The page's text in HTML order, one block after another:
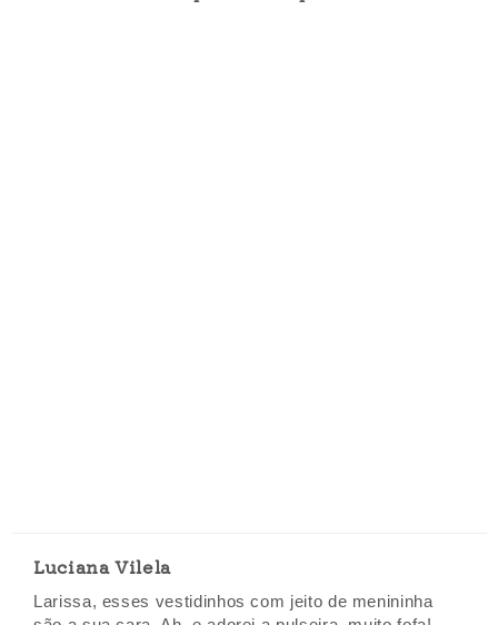
Luciana Vilela
Larissa, esses vestidinhos com jeito de menininha